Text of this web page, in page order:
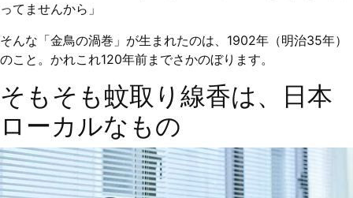
ってませんから」
そんな「金鳥の渦巻」が生まれたのは、1902年（明治35年）
のこと。かれこれ120年前までさかのぼります。
そもそも蚊取り線香は、日本
ローカルなもの